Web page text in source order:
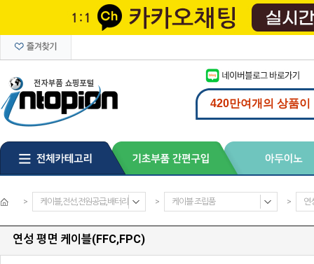
> 케이블,전선,전원공급,배터리 > 케이블 조립품 > 연
연성 평면 케이블(FFC,FPC)